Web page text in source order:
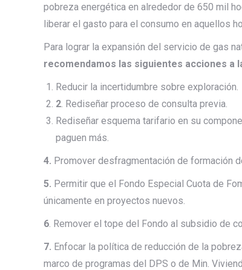
pobreza energética en alrededor de 650 mil
liberar el gasto para el consumo en aquellos
Para lograr la expansión del servicio de gas
recomendamos las siguientes acciones a
Reducir la incertidumbre sobre exploración.
2 . Rediseñar proceso de consulta previa.
Rediseñar esquema tarifario en su
paguen más.
4️. Promover desfragmentación de formación
5️. Permitir que el Fondo Especial Cuota de
únicamente en proyectos nuevos.
6️ . Remover el tope del Fondo al subsidio de
7️. Enfocar la política de reducción de la
marco de programas del DPS o de Min.